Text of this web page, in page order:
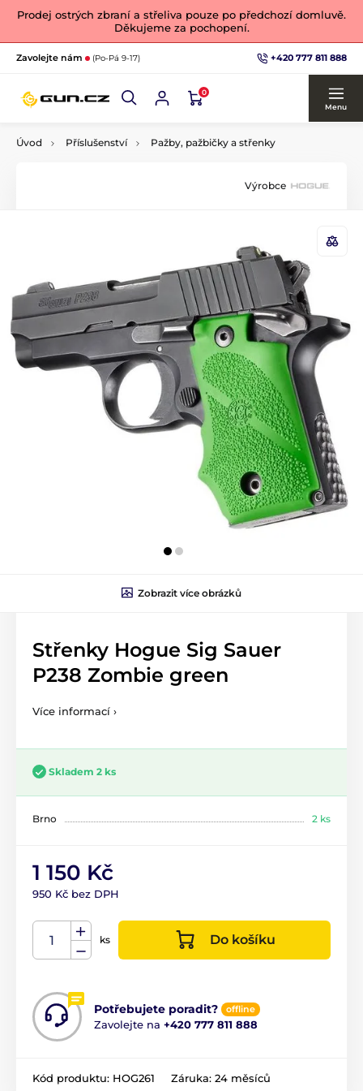
Prodej ostrých zbraní a střeliva pouze po předchozí domluvě.
Děkujeme za pochopení.
Zavolejte nám (Po-Pá 9-17) +420 777 811 888
0
Menu
Úvod Příslušenství Pažby, pažbičky a střenky
Výrobce
Zobrazit více obrázků
Střenky Hogue Sig Sauer
P238 Zombie green
Více informací ›
Skladem 2 ks
Brno 2 ks
1 150 Kč
950 Kč bez DPH
ks Do košíku
Potřebujete poradit? offline
Zavolejte na +420 777 811 888
Kód produktu: HOG261 Záruka: 24 měsíců